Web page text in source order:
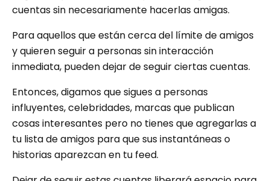
cuentas sin necesariamente hacerlas amigas.
Para aquellos que están cerca del límite de amigos
y quieren seguir a personas sin interacción
inmediata, pueden dejar de seguir ciertas cuentas.
Entonces, digamos que sigues a personas
influyentes, celebridades, marcas que publican
cosas interesantes pero no tienes que agregarlas a
tu lista de amigos para que sus instantáneas o
historias aparezcan en tu feed.